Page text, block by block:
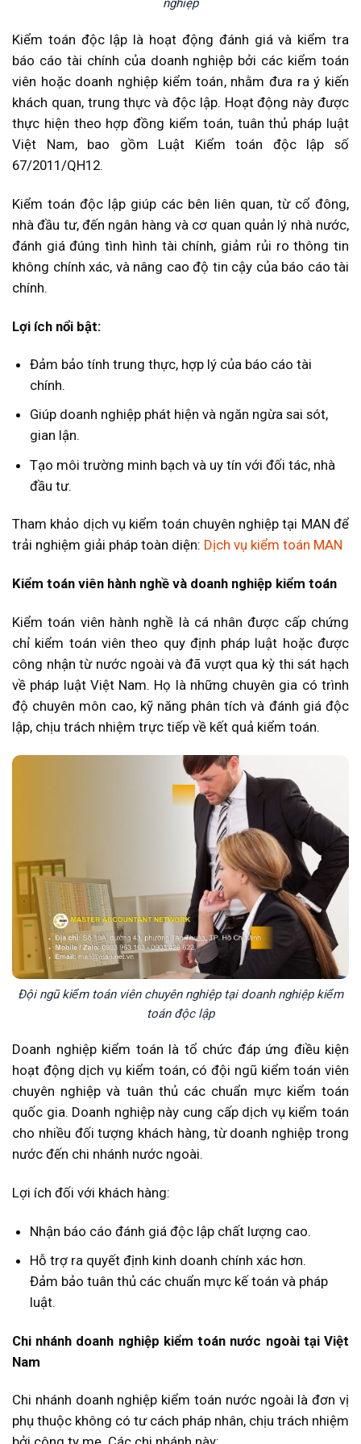
nghiệp
Kiểm toán độc lập là hoạt động đánh giá và kiểm tra
báo cáo tài chính của doanh nghiệp bởi các kiểm toán
viên hoặc doanh nghiệp kiểm toán, nhằm đưa ra ý kiến
khách quan, trung thực và độc lập. Hoạt động này được
thực hiện theo hợp đồng kiểm toán, tuân thủ pháp luật
Việt Nam, bao gồm Luật Kiểm toán độc lập số
67/2011/QH12.
Kiểm toán độc lập giúp các bên liên quan, từ cổ đông,
nhà đầu tư, đến ngân hàng và cơ quan quản lý nhà nước,
đánh giá đúng tình hình tài chính, giảm rủi ro thông tin
không chính xác, và nâng cao độ tin cậy của báo cáo tài
chính.
Lợi ích nổi bật:
Đảm bảo tính trung thực, hợp lý của báo cáo tài
chính.
Giúp doanh nghiệp phát hiện và ngăn ngừa sai sót,
gian lận.
Tạo môi trường minh bạch và uy tín với đối tác, nhà
đầu tư.
Tham khảo dịch vụ kiểm toán chuyên nghiệp tại MAN để
trải nghiệm giải pháp toàn diện: Dịch vụ kiểm toán MAN
Kiểm toán viên hành nghề và doanh nghiệp kiểm toán
Kiểm toán viên hành nghề là cá nhân được cấp chứng
chỉ kiểm toán viên theo quy định pháp luật hoặc được
công nhận từ nước ngoài và đã vượt qua kỳ thi sát hạch
về pháp luật Việt Nam. Họ là những chuyên gia có trình
độ chuyên môn cao, kỹ năng phân tích và đánh giá độc
lập, chịu trách nhiệm trực tiếp về kết quả kiểm toán.
Đội ngũ kiểm toán viên chuyên nghiệp tại doanh nghiệp kiểm
toán độc lập
Doanh nghiệp kiểm toán là tổ chức đáp ứng điều kiện
hoạt động dịch vụ kiểm toán, có đội ngũ kiểm toán viên
chuyên nghiệp và tuân thủ các chuẩn mực kiểm toán
quốc gia. Doanh nghiệp này cung cấp dịch vụ kiểm toán
cho nhiều đối tượng khách hàng, từ doanh nghiệp trong
nước đến chi nhánh nước ngoài.
Lợi ích đối với khách hàng:
Nhận báo cáo đánh giá độc lập chất lượng cao.
Hỗ trợ ra quyết định kinh doanh chính xác hơn.
Đảm bảo tuân thủ các chuẩn mực kế toán và pháp
luật.
Chi nhánh doanh nghiệp kiểm toán nước ngoài tại Việt
Nam
Chi nhánh doanh nghiệp kiểm toán nước ngoài là đơn vị
phụ thuộc không có tư cách pháp nhân, chịu trách nhiệm